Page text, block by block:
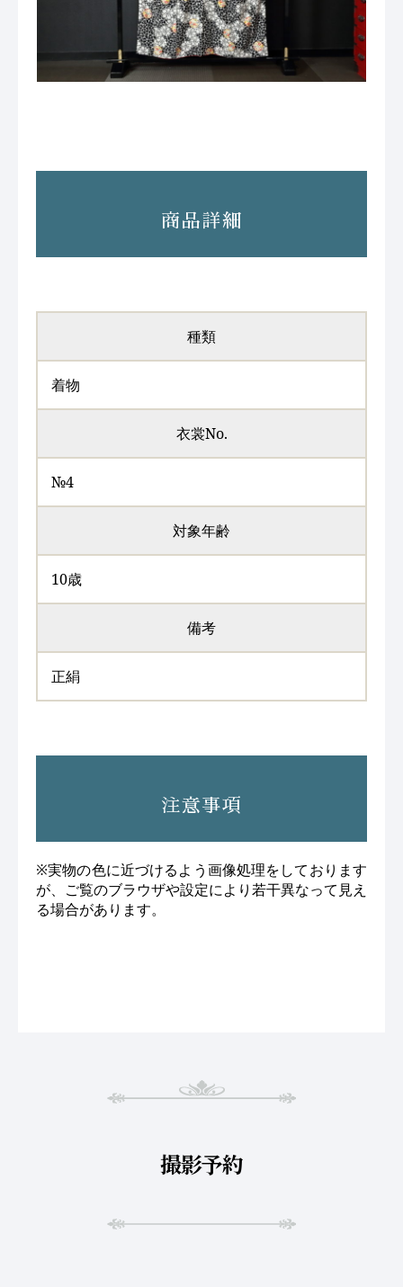
商品詳細
種類
着物
衣裳No.
№4
対象年齢
10歳
備考
正絹
注意事項
※実物の色に近づけるよう画像処理をしております
が、ご覧のブラウザや設定により若干異なって見え
る場合があります。
撮影予約